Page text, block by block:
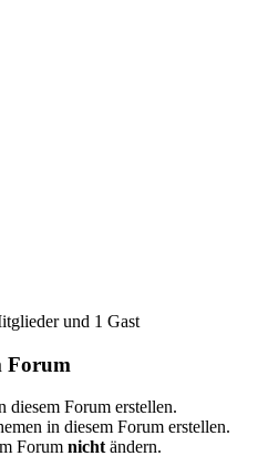
und 1 Gast
Forum
diesem Forum erstellen.
in diesem Forum erstellen.
Forum nicht ändern.